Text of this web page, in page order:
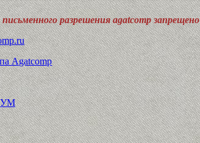
разрешения agatcomp запрещено
Agatcomp